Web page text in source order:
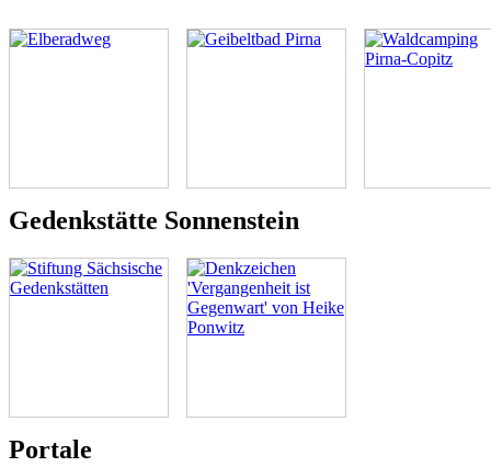
Gedenkstätte Sonnenstein
Portale